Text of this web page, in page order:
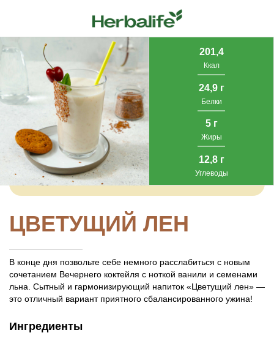
ЦВЕТУЩИЙ ЛЕН
В конце дня позвольте себе немного расслабиться с новым
сочетанием Вечернего коктейля с ноткой ванили и семенами
льна. Сытный и гармонизирующий напиток «Цветущий лен» —
это отличный вариант приятного сбалансированного ужина!
Ингредиенты
201,4
Ккал
24,9 г
Белки
5 г
Жиры
12,8 г
Углеводы